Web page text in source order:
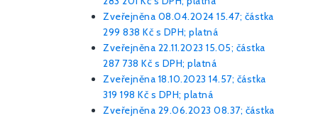
Zveřejněna 08.04.2024 15.47; částka
299 838 Kč s DPH; platná
Zveřejněna 22.11.2023 15.05; částka
287 738 Kč s DPH; platná
Zveřejněna 18.10.2023 14.57; částka
319 198 Kč s DPH; platná
Zveřejněna 29.06.2023 08.37; částka